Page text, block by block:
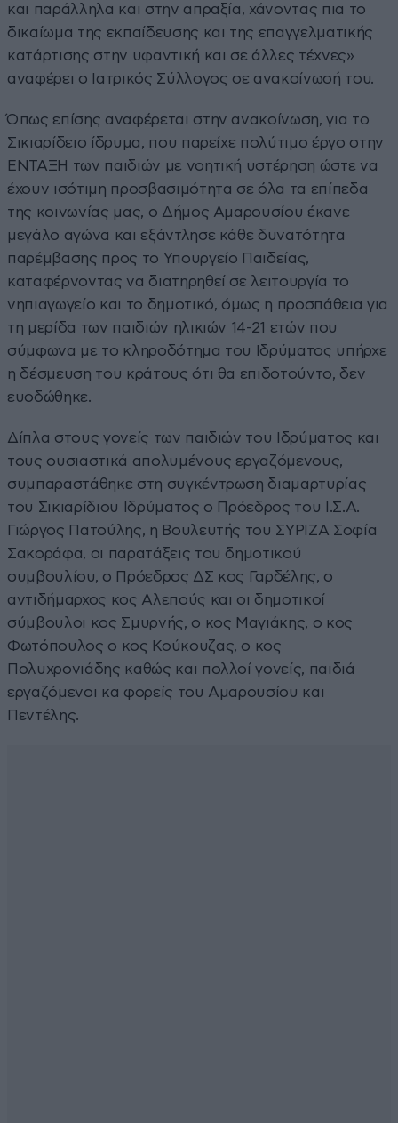
και παράλληλα και στην απραξία, χάνοντας πια το
δικαίωμα της εκπαίδευσης και της επαγγελματικής
κατάρτισης στην υφαντική και σε άλλες τέχνες»
αναφέρει ο Ιατρικός Σύλλογος σε ανακοίνωσή του.
Όπως επίσης αναφέρεται στην ανακοίνωση, για το
Σικιαρίδειο ίδρυμα, που παρείχε πολύτιμο έργο στην
ΕΝΤΑΞΗ των παιδιών με νοητική υστέρηση ώστε να
έχουν ισότιμη προσβασιμότητα σε όλα τα επίπεδα
της κοινωνίας μας, ο Δήμος Αμαρουσίου έκανε
μεγάλο αγώνα και εξάντλησε κάθε δυνατότητα
παρέμβασης προς το Υπουργείο Παιδείας,
καταφέρνοντας να διατηρηθεί σε λειτουργία το
νηπιαγωγείο και το δημοτικό, όμως η προσπάθεια για
τη μερίδα των παιδιών ηλικιών 14-21 ετών που
σύμφωνα με το κληροδότημα του Ιδρύματος υπήρχε
η δέσμευση του κράτους ότι θα επιδοτούντο, δεν
ευοδώθηκε.
Δίπλα στους γονείς των παιδιών του Ιδρύματος και
τους ουσιαστικά απολυμένους εργαζόμενους,
συμπαραστάθηκε στη συγκέντρωση διαμαρτυρίας
του Σικιαρίδιου Ιδρύματος ο Πρόεδρος του Ι.Σ.Α.
Γιώργος Πατούλης, η Βουλευτής του ΣΥΡΙΖΑ Σοφία
Σακοράφα, οι παρατάξεις του δημοτικού
συμβουλίου, ο Πρόεδρος ΔΣ κος Γαρδέλης, ο
αντιδήμαρχος κος Αλεπούς και οι δημοτικοί
σύμβουλοι κος Σμυρνής, ο κος Μαγιάκης, ο κος
Φωτόπουλος ο κος Κούκουζας, ο κος
Πολυχρονιάδης καθώς και πολλοί γονείς, παιδιά
εργαζόμενοι κα φορείς του Αμαρουσίου και
Πεντέλης.